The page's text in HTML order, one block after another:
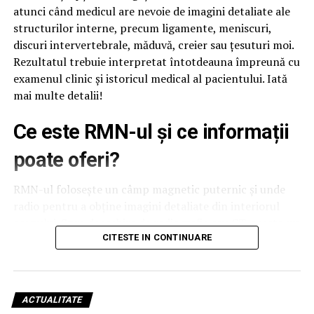
atunci când medicul are nevoie de imagini detaliate ale
structurilor interne, precum ligamente, meniscuri,
discuri intervertebrale, măduvă, creier sau țesuturi moi.
Rezultatul trebuie interpretat întotdeauna împreună cu
examenul clinic și istoricul medical al pacientului. Iată
mai multe detalii!
Ce este RMN-ul și ce informații
poate oferi?
RMN-ul folosește un câmp magnetic puternic și unde
corpului. Spre deosebire de radiografie sau CT, acesta nu
utilizează radiații ionizante, motiv pentru care este
de indicația specialistului.
Pentru persoanele care au anxietate în spații închise sau
CITESTE IN CONTINUARE
ACTUALITATE